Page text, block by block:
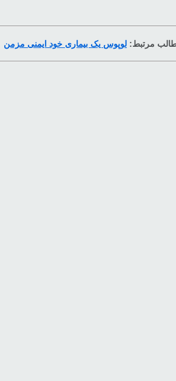
مرتبط: لوپوس یک بیماری خود ایمنی مزمن